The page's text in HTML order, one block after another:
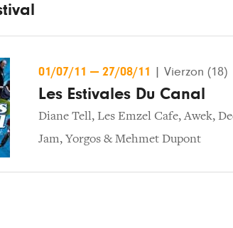
01/07/11 — 27/08/11 Vierzon (18)
Les Estivales Du Canal
Diane Tell, Les Emzel Cafe,Awek,
Jam, Yorgos & Mehmet Dupont